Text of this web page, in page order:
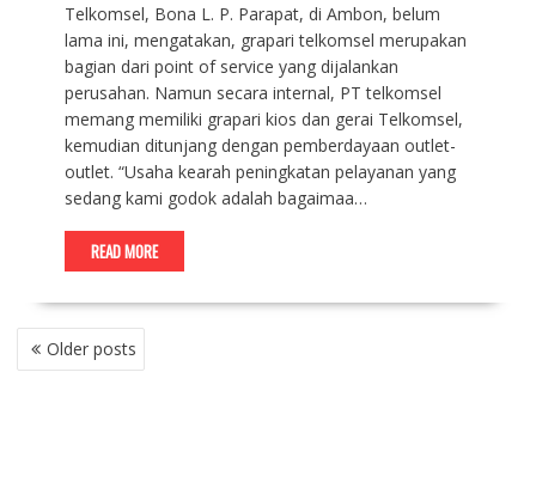
Telkomsel, Bona L. P. Parapat, di Ambon, belum
lama ini, mengatakan, grapari telkomsel merupakan
bagian dari point of service yang dijalankan
perusahan. Namun secara internal, PT telkomsel
memang memiliki grapari kios dan gerai Telkomsel,
kemudian ditunjang dengan pemberdayaan outlet-
outlet. “Usaha kearah peningkatan pelayanan yang
sedang kami godok adalah bagaimaa…
READ MORE
P
O
Older posts